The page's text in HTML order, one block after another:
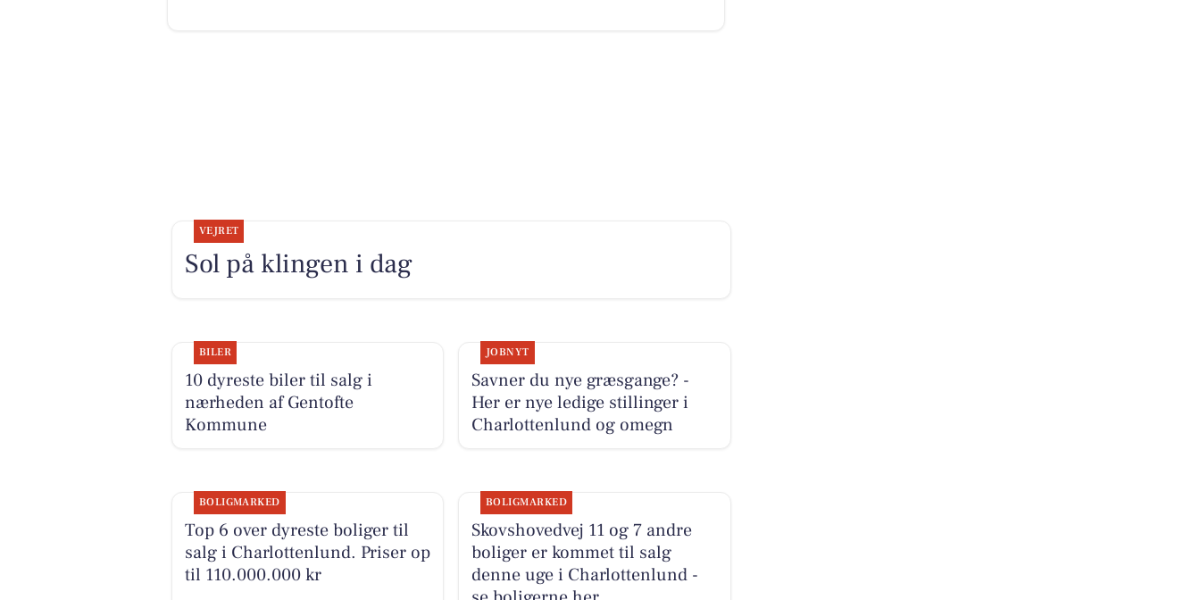
VEJRET
Sol på klingen i dag
BILER
10 dyreste biler til salg i
nærheden af Gentofte
Kommune
JOBNYT
Savner du nye græsgange? -
Her er nye ledige stillinger i
Charlottenlund og omegn
BOLIGMARKED
Top 6 over dyreste boliger til
salg i Charlottenlund. Priser op
til 110.000.000 kr
BOLIGMARKED
Skovshovedvej 11 og 7 andre
boliger er kommet til salg
denne uge i Charlottenlund -